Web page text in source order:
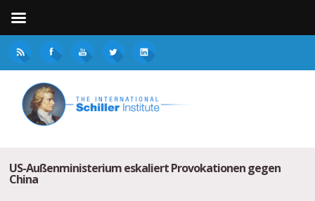
US-Außenministerium eskaliert Provokationen gegen
China